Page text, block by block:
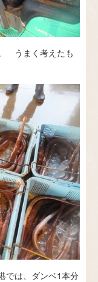
うまく考えたも
では、ダンベ1本分